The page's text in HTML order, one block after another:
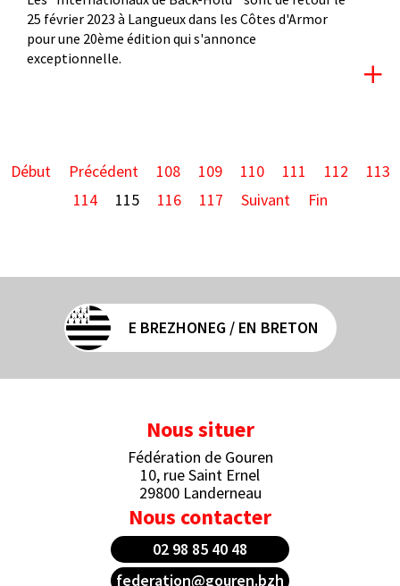
25 février 2023 à Langueux dans les Côtes d'Armor
pour une 20ème édition qui s'annonce
exceptionnelle.
Début Précédent 108 109 110 111 112
113
114
115 116 117 Suivant Fin
E BREZHONEG / EN BRETON
Nous situer
Fédération de Gouren
10, rue Saint Ernel
29800 Landerneau
Nous contacter
02 98 85 40 48
federation@gouren.bzh